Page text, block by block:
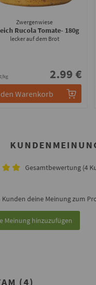
Zwergenwiese
Rucola Tomate- 180g
lecker auf dem Brot
kg 2.99 €
Warenkorb
Gesamtbewertung (4
Kunden deine Meinung zum
Meinung hinzuzufügen
(4)